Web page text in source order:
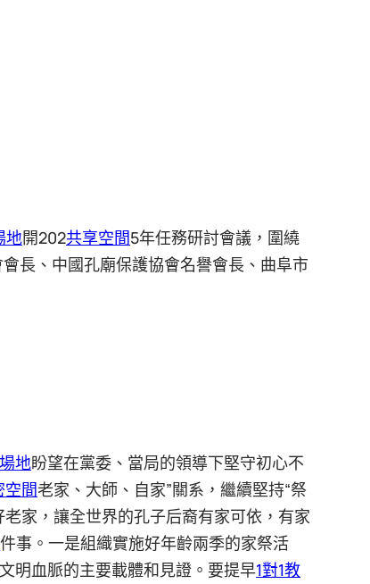
地開202共享空間5年任務研討會議，圍繞
長、中國孔廟保護協會名譽會長、曲阜市
地盼望在黨委、當局的領導下堅守初心不
空間老家、大師、自家”關系，繼續堅持“祭
家，讓全世界的孔子后裔有家可依，有家
件事。一是組織實施好年齡兩季的家祭活
明血脈的主要載體和見證。要提早1對1教